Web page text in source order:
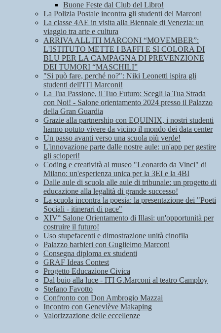
Buone Feste dal Club del Libro!
La Polizia Postale incontra gli studenti del Marconi
La classe 4AE in visita alla Biennale di Venezia: un
viaggio tra arte e cultura
ARRIVA ALL'ITI MARCONI “MOVEMBER”:
L'ISTITUTO METTE I BAFFI E SI COLORA DI
BLU PER LA CAMPAGNA DI PREVENZIONE
DEI TUMORI “MASCHILI”
"Si può fare, perché no?": Niki Leonetti ispira gli
studenti dell'ITI Marconi!
La Tua Passione, il Tuo Futuro: Scegli la Tua Strada
con Noi! - Salone orientamento 2024 presso il Palazzo
della Gran Guardia
Grazie alla partnership con EQUINIX, i nostri studenti
hanno potuto vivere da vicino il mondo dei data center
Un passo avanti verso una scuola più verde!
L'innovazione parte dalle nostre aule: un'app per gestire
gli scioperi!
Coding e creatività al museo "Leonardo da Vinci" di
Milano: un'esperienza unica per la 3EI e la 4BI
Dalle aule di scuola alle aule di tribunale: un progetto di
educazione alla legalità di grande successo!
La scuola incontra la poesia: la presentazione dei "Poeti
Sociali - itinerari di pace"
XIV° Salone Orientamento di Illasi: un'opportunità per
costruire il futuro!
Uso stupefacenti e dimostrazione unità cinofila
Palazzo barbieri con Guglielmo Marconi
Consegna diploma ex studenti
GRAF Ideas Contest
Progetto Educazione Civica
Dal buio alla luce - ITI G.Marconi al teatro Camploy
Stefano Favotto
Confronto con Don Ambrogio Mazzai
Incontro con Geneviève Makaping
Valorizzazione delle eccellenze